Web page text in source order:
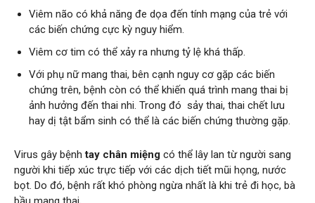
Viêm não có khả năng đe dọa đến tính mạng của trẻ với
các biến chứng cực kỳ nguy hiểm.
Viêm cơ tim có thể xảy ra nhưng tỷ lệ khá thấp.
Với phụ nữ mang thai, bên cạnh nguy cơ gặp các biến
chứng trên, bệnh còn có thể khiến quá trình mang thai bị
ảnh hưởng đến thai nhi. Trong đó sảy thai, thai chết lưu
hay dị tật bẩm sinh có thể là các biến chứng thường gặp.
Virus gây bệnhtay chân miệng có thể lây lan từ người sang
người khi tiếp xúc trực tiếp với các dịch tiết mũi họng, nước
bọt. Do đó, bệnh rất khó phòng ngừa nhất là khi trẻ đi học, bà